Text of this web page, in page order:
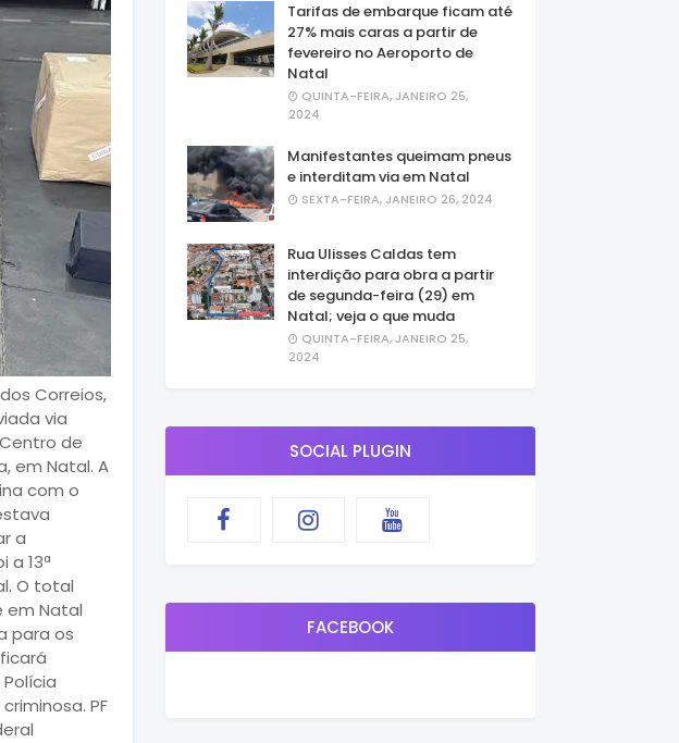
Correios,
via
de
em Natal. A
com o
a
a 13ª
O total
em Natal
para os
PF
Tarifas de embarque ficam até
27% mais caras a partir de
fevereiro no Aeroporto de
Natal
QUINTA-FEIRA, JANEIRO 25,
2024
Manifestantes queimam pneus
e interditam via em Natal
SEXTA-FEIRA, JANEIRO 26, 2024
Rua Ulisses Caldas tem
interdição para obra a partir
de segunda-feira (29) em
Natal; veja o que muda
QUINTA-FEIRA, JANEIRO 25,
2024
SOCIAL PLUGIN
FACEBOOK